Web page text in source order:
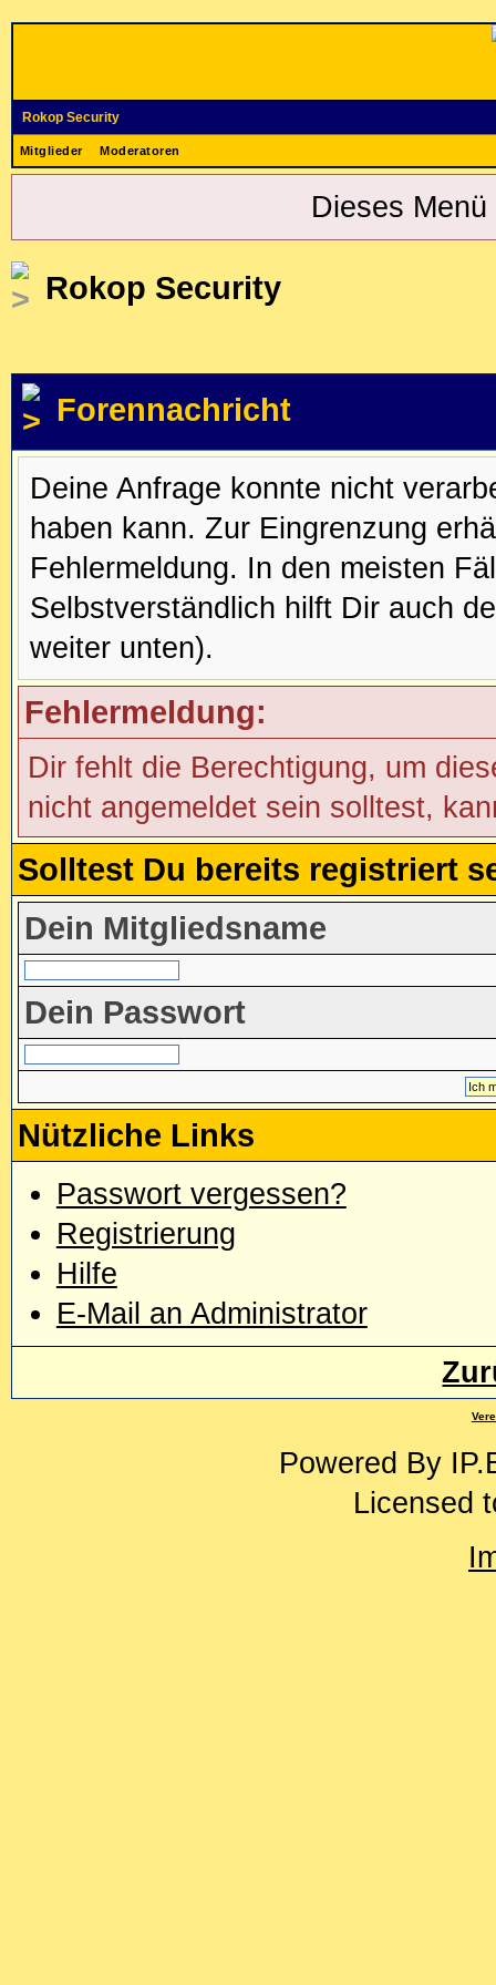
Rokop Security
Mitglieder Moderatoren
Dieses
Rokop Security
Forennachricht
Deine Anfrage konnte nicht
haben kann. Zur Eingrenzung
Fehlermeldung. In den meisten
Selbstverständlich hilft Dir auch
weiter unten).
Fehlermeldung:
Dir fehlt die Berechtigung, um
nicht angemeldet sein solltest,
Solltest Du bereits registriert
Dein Mitgliedsname
Dein Passwort
Nützliche Links
Passwort vergessen?
Registrierung
Hilfe
E-Mail an Administrator
Powered By
Licensed